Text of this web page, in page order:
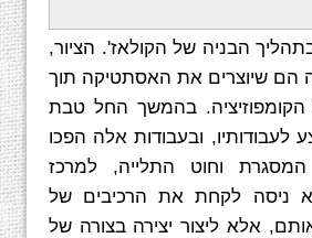
הבניה של הקולאז'. הציור,
הם שיוצרים את האסתטיקה תוך
הקומפוזיציה. בהמשך החל טבת
לעבודותיו, ובעבודות אלה הפכו
וחוט התלייה, למרכז
ניסה לקחת את הרכיבים של
אותם, אלא ליצור יצירה בצורה של